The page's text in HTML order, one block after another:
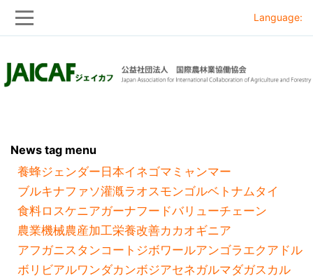
to
to
Language:
News tag menu
養蜂ジェンダー 日本イネゴマ ミャンマー
ブルキナファソ灌漑ラオスモンゴルベトナムタイ
食料ロスケニアガーナフードバリューチェーン
農業機械農産加工栄養改善カカオギニア
アフガニスタンコートジボワールアンゴラ エクアドル
ボリビアルワンダカンボジアセネガルマダガスカル